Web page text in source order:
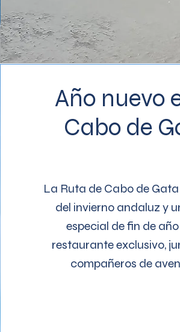
Año nuevo
Cabo de
La Ruta de Cabo de
del invierno andaluz y
especial de fin de
restaurante exclusivo,
compañeros de